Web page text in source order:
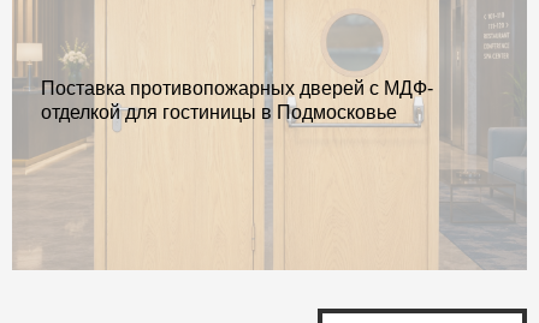
Поставка противопожарных дверей с МДФ-
отделкой для гостиницы в Подмосковье